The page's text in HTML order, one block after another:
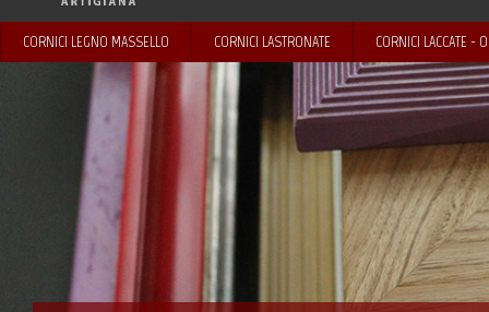
CORNICI LEGNO MASSELLO CORNICI LASTRONATE CORNICI LACCATE -